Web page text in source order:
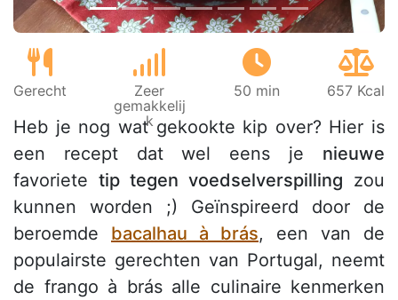
Gerecht
Zeer
gemakkelij
k
50 min 657 Kcal
Heb je nog wat gekookte kip over? Hier is
een recept dat wel eens je nieuwe
favoriete tip tegen voedselverspilling zou
kunnen worden ;) Geïnspireerd door de
beroemde bacalhau à brás, een van de
populairste gerechten van Portugal, neemt
de frango à brás alle culinaire kenmerken